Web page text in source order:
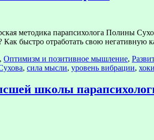
методика парапсихолога Полины
быстро отработать свою негативную
, Оптимизм и позитивное мышление,
, сила мысли, уровень вибрации,
школы